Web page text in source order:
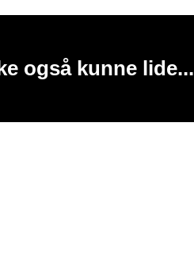
også kunne lide...